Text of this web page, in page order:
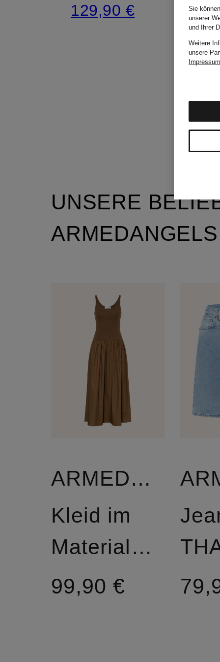
129,90 €
UNSERE
ARMEDANGELS
ARMEDANGELS
Kleid im
Materialmix
99,90 €
Sie
unserer
und Ihrer
Weitere
unsere
Impressum